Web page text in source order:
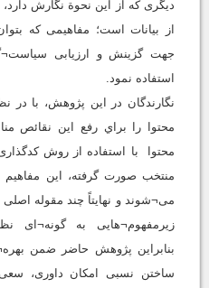
دیگری که از این نحوة نگارش
از بیانات است؛ مفاهیمی که
جهت گزینش و ارزیابی
استفاده نمود.
نگارندگان در اين پژوهش، با در
محتوا را براي رفع این نقائص
محتوا با استفاده از روش
منتخب صورت گرفته، این مفاهیم
می¬شوند و نهایتاً چند مقوله
زیرمفهوم¬هایی به گونه¬ای
بنابراین پژوهش حاضر ضمن
ساختن نسبی امکان داوری،